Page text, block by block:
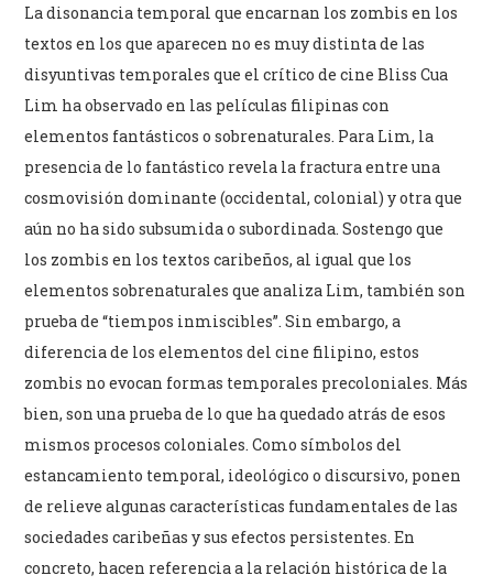
La disonancia temporal que encarnan los zombis en los
textos en los que aparecen no es muy distinta de las
disyuntivas temporales que el crítico de cine Bliss Cua
Lim ha observado en las películas filipinas con
elementos fantásticos o sobrenaturales. Para Lim, la
presencia de lo fantástico revela la fractura entre una
cosmovisión dominante (occidental, colonial) y otra que
aún no ha sido subsumida o subordinada. Sostengo que
los zombis en los textos caribeños, al igual que los
elementos sobrenaturales que analiza Lim, también son
prueba de “tiempos inmiscibles”. Sin embargo, a
diferencia de los elementos del cine filipino, estos
zombis no evocan formas temporales precoloniales. Más
bien, son una prueba de lo que ha quedado atrás de esos
mismos procesos coloniales. Como símbolos del
estancamiento temporal, ideológico o discursivo, ponen
de relieve algunas características fundamentales de las
sociedades caribeñas y sus efectos persistentes. En
concreto, hacen referencia a la relación histórica de la